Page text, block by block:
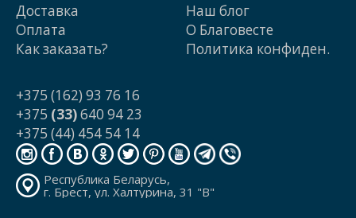
Доставка
Оплата
Как заказать?
Наш блог
О Благовесте
Политика конфиден.
+375 (162) 93 76 16
+375 (33)640 94 23
+375 (44) 454 54 14
Республика Беларусь,
г. Брест, ул. Халтурина, 31 "В"